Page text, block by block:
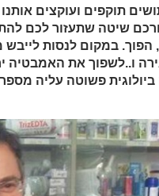
תוקפים ועוקצים
שיטה שתעזור לכם
הפוך. במקום לנסות
ו..לשפוך את האמבטיה
ביולוגית פשוטה עליה